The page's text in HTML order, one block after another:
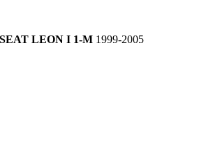
SEAT LEON I 1-M 1999-2005